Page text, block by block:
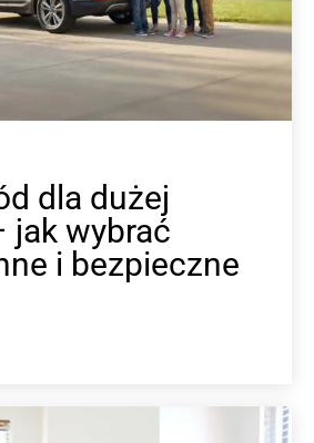
dla dużej
jak wybrać
i bezpieczne